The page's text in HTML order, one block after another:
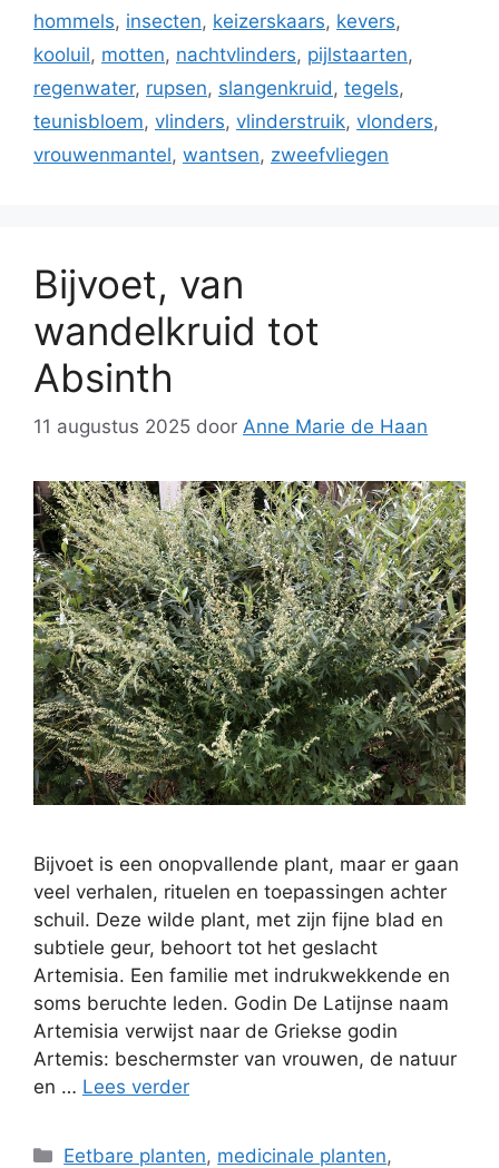
hommels, insecten, keizerskaars, kevers,
kooluil, motten, nachtvlinders, pijlstaarten,
regenwater, rupsen, slangenkruid , tegels,
teunisbloem, vlinders, vlinderstruik, vlonders,
vrouwenmantel, wantsen, zweefvliegen
Bijvoet, van
wandelkruid tot
Absinth
11 augustus 2025 door Anne Marie de Haan
Bijvoet is een onopvallende plant, maar er gaan
veel verhalen, rituelen en toepassingen achter
schuil. Deze wilde plant, met zijn fijne blad en
subtiele geur, behoort tot het geslacht
Artemisia. Een familie met indrukwekkende en
soms beruchte leden. Godin De Latijnse naam
Artemisia verwijst naar de Griekse godin
Artemis: beschermster van vrouwen, de natuur
en … Lees verder
Categorieën
Eetbare planten, medicinale planten,